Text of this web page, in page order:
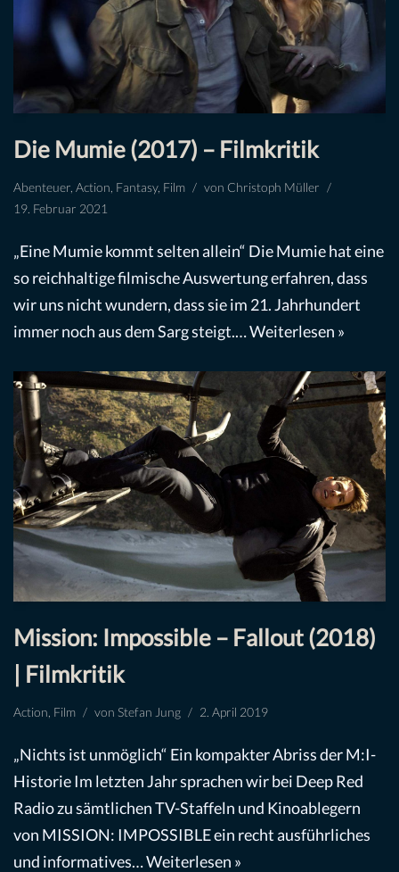
Die Mumie (2017) – Filmkritik
Abenteuer, Action, Fantasy, Film von Christoph Müller
19. Februar 2021
„Eine Mumie kommt selten allein“ Die Mumie hat eine
so reichhaltige filmische Auswertung erfahren, dass
wir uns nicht wundern, dass sie im 21. Jahrhundert
immer noch aus dem Sarg steigt.…Weiterlesen »
Mission: Impossible – Fallout (2018)
| Filmkritik
Action Film von Stefan Jung 2. April 2019
„Nichts ist unmöglich“ Ein kompakter Abriss der M:I-
Historie Im letzten Jahr sprachen wir bei Deep Red
Radio zu sämtlichen TV-Staffeln und Kinoablegern
von MISSION: IMPOSSIBLE ein recht ausführliches
und informatives…Weiterlesen »